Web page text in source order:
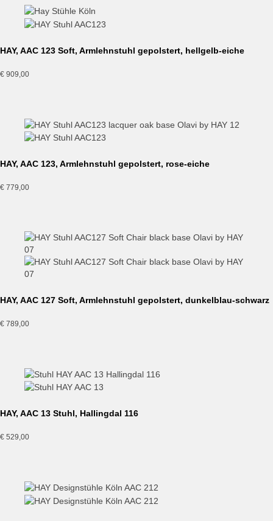
HAY, AAC 123 Soft, Armlehnstuhl gepolstert, hellgelb-eiche
€ 909,00
HAY, AAC 123, Armlehnstuhl gepolstert, rose-eiche
€ 779,00
HAY, AAC 127 Soft, Armlehnstuhl gepolstert, dunkelblau-schwarz
€ 789,00
HAY, AAC 13 Stuhl, Hallingdal 116
€ 529,00